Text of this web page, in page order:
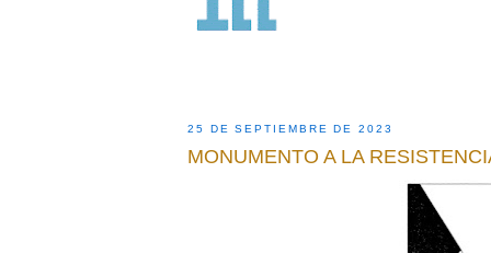
25 DE SEPTIEMBRE DE 2023
MONUMENTO A LA